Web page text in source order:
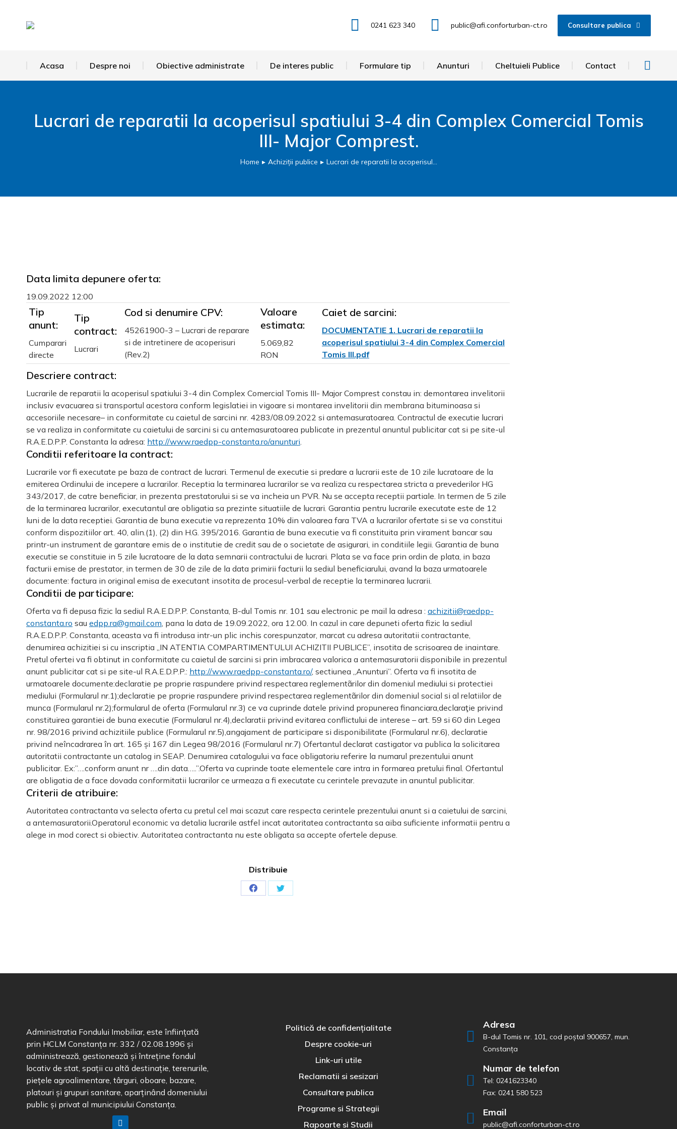
0241 623 340 public@afi.conforturban-ct.ro Consultare publica
Acasa Despre noi Obiective administrate De interes public Formulare tip Anunturi Cheltuieli Publice Contact
Lucrari de reparatii la acoperisul spatiului 3-4 din Complex Comercial Tomis
III- Major Comprest.
Home Achiziții publice Lucrari de reparatii la acoperisul…
Data limita depunere oferta:
19.09.2022 12:00
Tip
anunt:
Cumparari
directe
Tip
contract:
Lucrari
Cod si denumire CPV:
45261900-3 – Lucrari de reparare
si de intretinere de acoperisuri
(Rev.2)
Valoare
estimata:
5.069,82
RON
Caiet de sarcini:
DOCUMENTATIE 1. Lucrari de reparatii la
acoperisul spatiului 3-4 din Complex Comercial
Tomis III.pdf
Descriere contract:
Lucrarile de reparatii la acoperisul spatiului 3-4 din Complex Comercial Tomis III- Major Comprest constau in: demontarea invelitorii
inclusiv evacuarea si transportul acestora conform legislatiei in vigoare si montarea invelitorii din membrana bituminoasa si
accesoriile necesare– in conformitate cu caietul de sarcini nr. 4283/08.09.2022 si antemasuratoarea. Contractul de executie lucrari
se va realiza in conformitate cu caietului de sarcini si cu antemasuratoarea publicate in prezentul anuntul publicitar cat si pe site-ul
R.A.E.D.P.P. Constanta la adresa: http://www.raedpp-constanta.ro/anunturi.
Conditii referitoare la contract:
Lucrarile vor fi executate pe baza de contract de lucrari. Termenul de executie si predare a lucrarii este de 10 zile lucratoare de la
emiterea Ordinului de incepere a lucrarilor. Receptia la terminarea lucrarilor se va realiza cu respectarea stricta a prevederilor HG
343/2017, de catre beneficiar, in prezenta prestatorului si se va incheia un PVR. Nu se accepta receptii partiale. In termen de 5 zile
de la terminarea lucrarilor, executantul are obligatia sa prezinte situatiile de lucrari. Garantia pentru lucrarile executate este de 12
luni de la data receptiei. Garantia de buna executie va reprezenta 10% din valoarea fara TVA a lucrarilor ofertate si se va constitui
conform dispozitiilor art. 40, alin.(1), (2) din H.G. 395/2016. Garantia de buna executie va fi constituita prin virament bancar sau
printr-un instrument de garantare emis de o institutie de credit sau de o societate de asigurari, in conditiile legii. Garantia de buna
executie se constituie in 5 zile lucratoare de la data semnarii contractului de lucrari. Plata se va face prin ordin de plata, in baza
facturii emise de prestator, in termen de 30 de zile de la data primirii facturii la sediul beneficiarului, avand la baza urmatoarele
documente: factura in original emisa de executant insotita de procesul-verbal de receptie la terminarea lucrarii.
Conditii de participare:
Oferta va fi depusa fizic la sediul R.A.E.D.P.P. Constanta, B-dul Tomis nr. 101 sau electronic pe mail la adresa : achizitii@raedpp-
constanta.ro sau edpp.ra@gmail.com, pana la data de 19.09.2022, ora 12.00. In cazul in care depuneti oferta fizic la sediul
R.A.E.D.P.P. Constanta, aceasta va fi introdusa intr-un plic inchis corespunzator, marcat cu adresa autoritatii contractante,
denumirea achizitiei si cu inscriptia „IN ATENTIA COMPARTIMENTULUI ACHIZITII PUBLICE”, insotita de scrisoarea de inaintare.
Pretul ofertei va fi obtinut in conformitate cu caietul de sarcini si prin imbracarea valorica a antemasuratorii disponibile in prezentul
anunt publicitar cat si pe site-ul R.A.E.D.P.P.: http://www.raedpp-constanta.ro/, sectiunea „Anunturi”. Oferta va fi insotita de
urmatoarele documente:declaratie pe proprie raspundere privind respectarea reglementãrilor din domeniul mediului si protectiei
mediului (Formularul nr.1);declaratie pe proprie raspundere privind respectarea reglementãrilor din domeniul social si al relatiilor de
munca (Formularul nr.2);formularul de oferta (Formularul nr.3) ce va cuprinde datele privind propunerea financiara,declaraţie privind
constituirea garantiei de buna executie (Formularul nr.4),declaratii privind evitarea conflictului de interese – art. 59 si 60 din Legea
nr. 98/2016 privind achizitiile publice (Formularul nr.5),angajament de participare si disponibilitate (Formularul nr.6), declaratie
privind neîncadrarea în art. 165 și 167 din Legea 98/2016 (Formularul nr.7) Ofertantul declarat castigator va publica la solicitarea
autoritatii contractante un catalog in SEAP. Denumirea catalogului va face obligatoriu referire la numarul prezentului anunt
publicitar. Ex:”….conform anunt nr ….din data…..”.Oferta va cuprinde toate elementele care intra in formarea pretului final. Ofertantul
are obligatia de a face dovada conformitatii lucrarilor ce urmeaza a fi executate cu cerintele prevazute in anuntul publicitar.
Criterii de atribuire:
Autoritatea contractanta va selecta oferta cu pretul cel mai scazut care respecta cerintele prezentului anunt si a caietului de sarcini,
a antemasuratorii.Operatorul economic va detalia lucrarile astfel incat autoritatea contractanta sa aiba suficiente informatii pentru a
alege in mod corect si obiectiv. Autoritatea contractanta nu este obligata sa accepte ofertele depuse.
Distribuie
Administratia Fondului Imobiliar, este înființată
prin HCLM Constanța nr. 332 / 02.08.1996 și
administrează, gestionează și întreține fondul
locativ de stat, spații cu altă destinație, terenurile,
piețele agroalimentare, târguri, oboare, bazare,
platouri și grupuri sanitare, aparținând domeniului
public și privat al municipiului Constanța.
Politică de confidențialitate
Despre cookie-uri
Link-uri utile
Reclamatii si sesizari
Consultare publica
Programe si Strategii
Rapoarte si Studii
Adresa
B-dul Tomis nr. 101, cod poștal 900657, mun.
Constanța
Numar de telefon
Tel: 0241623340
Fax: 0241 580 523
Email
public@afi.conforturban-ct.ro